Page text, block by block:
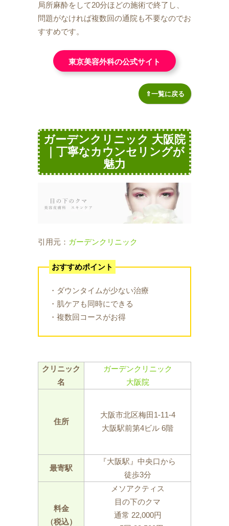
局所麻酔をして20分ほどの施術で終了し、
問題がなければ複数回の通院も不要なのでお
すすめです。
東京美容外科の公式サイト
⇑一覧に戻る
ガーデンクリニック 大阪院
｜丁寧なカウンセリングが
魅力
引用元： ガーデンクリニック
おすすめポイント
・ダウンタイムが少ない治療
・肌ケアも同時にできる
・複数回コースがお得
クリニック
名
ガーデンクリニック
大阪院
住所
大阪市北区梅田1-11-4
大阪駅前第4ビル 6階
最寄駅
『大阪駅』中央口から
徒歩3分
料金
（税込）
メソアクティス
目の下のクマ
通常 22,000円